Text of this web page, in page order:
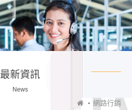
最新資訊
News
網路行銷